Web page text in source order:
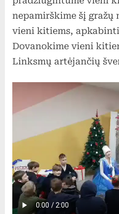
nepamirškime šį gražų
vieni kitiems,
Dovanokime vieni
Linksmų artėjančių